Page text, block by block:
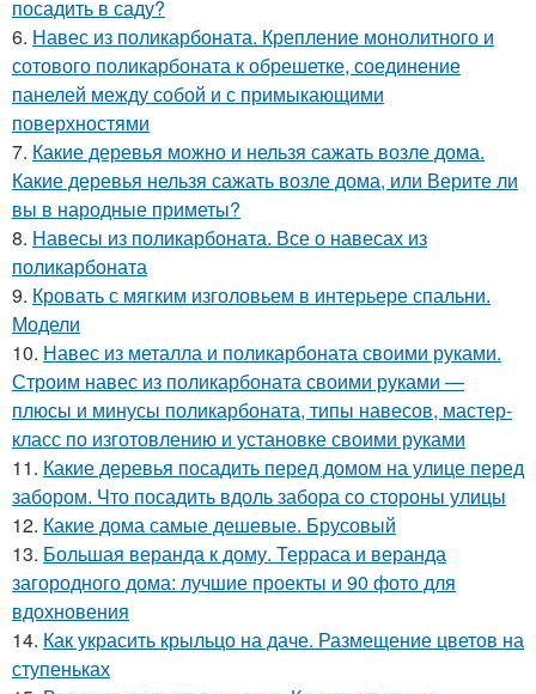
посадить в саду?
6. Навес из поликарбоната. Крепление монолитного и
сотового поликарбоната к обрешетке, соединение
панелей между собой и с примыкающими
поверхностями
7. Какие деревья можно и нельзя сажать возле дома.
Какие деревья нельзя сажать возле дома, или Верите ли
вы в народные приметы?
8. Навесы из поликарбоната. Все о навесах из
поликарбоната
9. Кровать с мягким изголовьем в интерьере спальни.
Модели
10. Навес из металла и поликарбоната своими руками.
Строим навес из поликарбоната своими руками —
плюсы и минусы поликарбоната, типы навесов, мастер-
класс по изготовлению и установке своими руками
11. Какие деревья посадить перед домом на улице перед
забором. Что посадить вдоль забора со стороны улицы
12. Какие дома самые дешевые. Брусовый
13. Большая веранда к дому. Терраса и веранда
загородного дома: лучшие проекты и 90 фото для
вдохновения
14. Как украсить крыльцо на даче. Размещение цветов на
ступеньках